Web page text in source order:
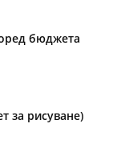
бюджета
за рисуване)